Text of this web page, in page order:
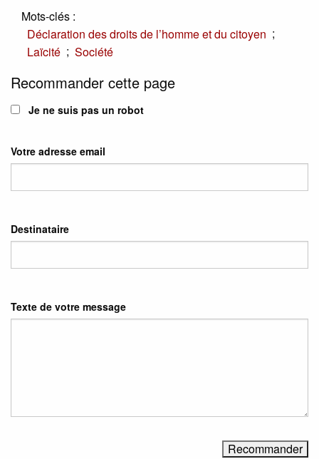
Mots-clés :
Déclaration des droits de l’homme et du citoyen ;
Laïcité ; Société
Recommander cette page
Je ne suis pas un robot
Votre adresse email
Destinataire
Texte de votre message